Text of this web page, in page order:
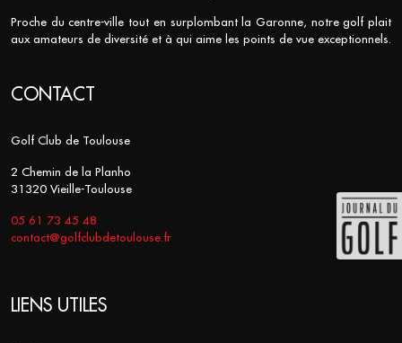
Proche du centre-ville tout en surplombant la Garonne, notre golf plait
aux amateurs de diversité et à qui aime les points de vue exceptionnels.
CONTACT
Golf Club de Toulouse
2 Chemin de la Planho
31320 Vieille-Toulouse
05 61 73 45 48
contact@golfclubdetoulouse.fr
LIENS UTILES